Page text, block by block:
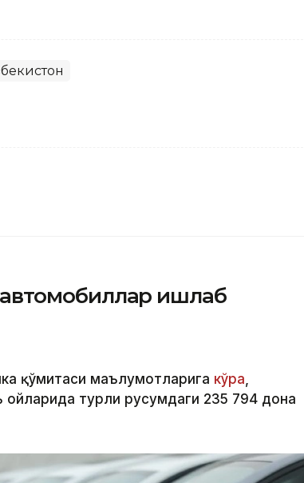
автомобиллар ишлаб
қўмитаси маълумотларига кўра
турли русумдаги 235 794 дона